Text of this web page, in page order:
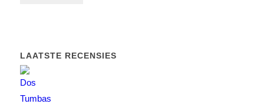
LAATSTE RECENSIES